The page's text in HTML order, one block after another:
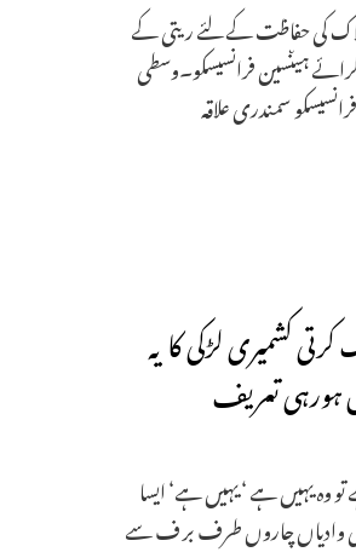
کی حفاظت کے لئے ریتی کے
ہیںسین فرانسیسکو۔وسطی
سمندری علاقہ
کشمیری لڑکی کا یہ
ہورہی تعریف
وہ یہیں ہے ‘ یہیں ہے‘ ایسا
وادیاں چاروں طرف بر ف سے